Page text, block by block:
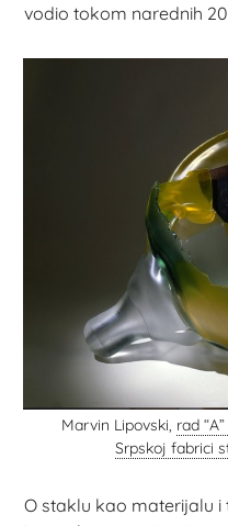
vodio tokom narednih
Marvin Lipovski, rad
Srpskoj fabrici
O staklu kao materijalu